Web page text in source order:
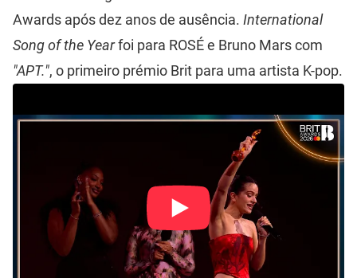
Awards após dez anos de ausência. International
Song of the Yearfoi para ROSÉ e Bruno Mars com
"APT.", o primeiro prémio Brit para uma artista K-pop.